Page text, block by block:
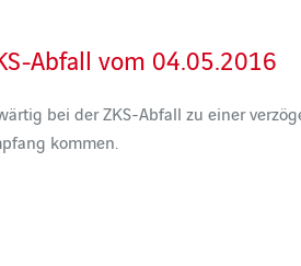
Abfall vom 04.05.2016
bei der ZKS-Abfall zu einer
kommen.